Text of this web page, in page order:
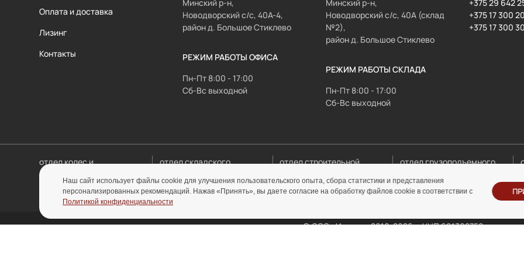
Оплата и доставка
Лизинг
Контакты
Минский р-н,
Новодворский с/с, 40А-4,
район д. Большое Стиклево
РЕЖИМ РАБОТЫ ОФИСА
Пн-Пт 8:00 - 17:00
Сб-Вс выходной
Минский р-н,
Новодворский с/с, 40А (склад
№2),
район д. Большое Стиклево
РЕЖИМ РАБОТЫ СКЛАДА
Пн-Пт 8:00 - 17:00
Сб-Вс выходной
+375 29 642
+375 17 300
+375 17 300
отдел колес и
колесных опор
kolesa@inolta.by
отдел складского
sklad@inolta.by
отдел строительной
lesa@inolta.by
отдел грузоподъемного
gpo@inolta.by
© ООО «Инолта» 2010-2026 г. УНП 691302759
Наш сайт использует файлы cookie для улучшения пользовательского опыта, сбора статистики и представления
персонализированных рекомендаций. Нажав «Принять», вы даете согласие на обработку файлов cookie в соответствии с
Политикой конфиденциальности